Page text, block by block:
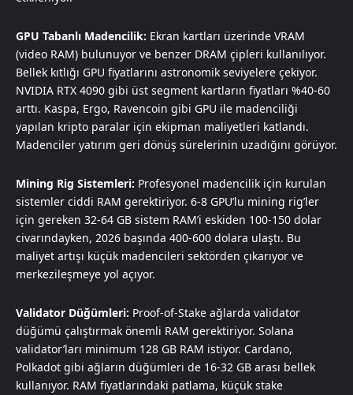
GPU Tabanlı Madencilik: Ekran kartları üzerinde VRAM
(video RAM) bulunuyor ve benzer DRAM çipleri kullanılıyor.
Bellek kıtlığı GPU fiyatlarını astronomik seviyelere çekiyor.
NVIDIA RTX 4090 gibi üst segment kartların fiyatları %40-60
arttı. Kaspa, Ergo, Ravencoin gibi GPU ile madenciliği
yapılan kripto paralar için ekipman maliyetleri katlandı.
Madenciler yatırım geri dönüş sürelerinin uzadığını görüyor.
Mining Rig Sistemleri: Profesyonel madencilik için kurulan
sistemler ciddi RAM gerektiriyor. 6-8 GPU’lu mining rig’ler
için gereken 32-64 GB sistem RAM’i eskiden 100-150 dolar
civarındayken, 2026 başında 400-600 dolara ulaştı. Bu
maliyet artışı küçük madencileri sektörden çıkarıyor ve
merkezileşmeye yol açıyor.
Validator Düğümleri: Proof-of-Stake ağlarda validator
düğümü çalıştırmak önemli RAM gerektiriyor. Solana
validator’ları minimum 128 GB RAM istiyor. Cardano,
Polkadot gibi ağların düğümleri de 16-32 GB arası bellek
kullanıyor. RAM fiyatlarındaki patlama, küçük stake